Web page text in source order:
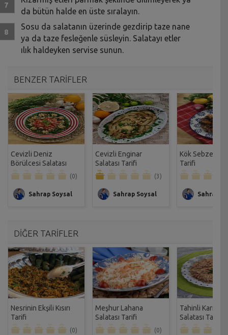
da bütün halde en üste sıralayın.
Sosu da salatanın üzerinde gezdirip taze nane
ya da taze fesleğenle süsleyin. Salatayı etler
ılık haldeyken servise sunun.
BENZER TARİFLER
Cevizli Deniz
Börülcesi Salatası
Tarifi
(0)
Sahrap Soysal
Cevizli Enginar
Salatası Tarifi
(3)
Sahrap Soysal
Kök Sebze
Tarifi
Sahrap
DİĞER TARİFLER
Nesrinin Ekşili Kısırı
Tarifi
(0)
Meşhur Lahana
Salatası Tarifi
(0)
Tahinli Karışık
Salatası Tarifi